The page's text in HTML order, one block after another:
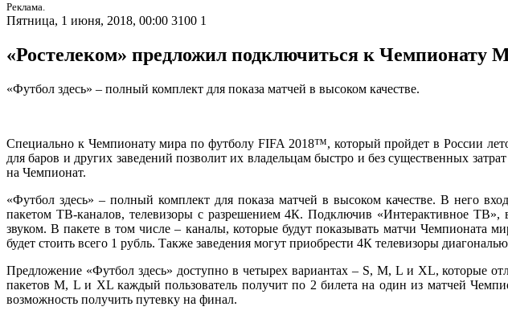
Реклама.
Пятница, 1 июня, 2018, 00:00 3100 1
«Ростелеком» предложил подключиться к Чемпионату
«Футбол здесь» – полный комплект для показа матчей в высоком качестве.
Специально к Чемпионату мира по футболу FIFA 2018™, который пройдет в России
для баров и других заведений позволит их владельцам быстро и без существенных
на Чемпионат.
«Футбол здесь» – полный комплект для показа матчей в высоком качестве. В него
пакетом ТВ-каналов, телевизоры с разрешением 4К. Подключив «Интерактивное
звуком. В пакете в том числе – каналы, которые будут показывать матчи
будет стоить всего 1 рубль. Также заведения могут приобрести 4К телевизоры
Предложение «Футбол здесь» доступно в четырех вариантах – S, M, L и XL, которые
пакетов М, L и XL каждый пользователь получит по 2 билета на один из матчей
возможность получить путевку на финал.